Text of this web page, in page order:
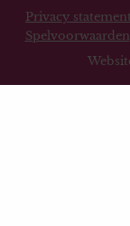
Privacy statement
Spelvoorwaarden